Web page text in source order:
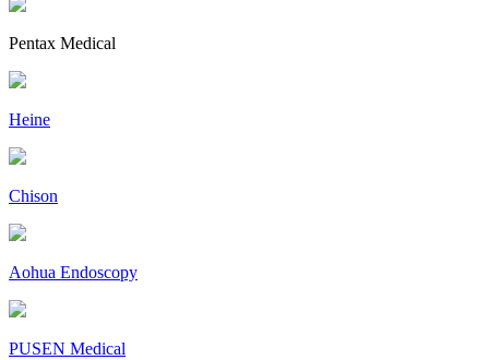
Pentax Medical
Heine
Chison
Aohua Endoscopy
PUSEN Medical